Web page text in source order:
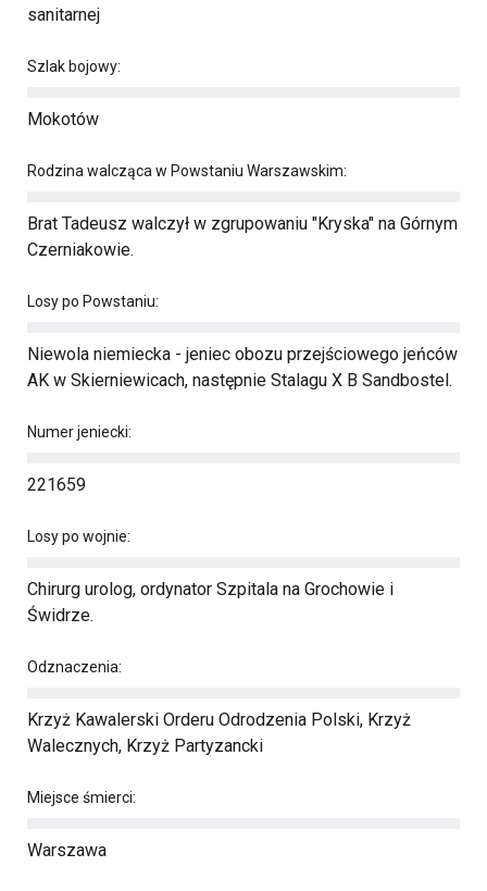
sanitarnej
Szlak bojowy:
Mokotów
Rodzina walcząca w Powstaniu Warszawskim:
Brat Tadeusz walczył w zgrupowaniu "Kryska" na Górnym
Czerniakowie.
Losy po Powstaniu:
Niewola niemiecka - jeniec obozu przejściowego jeńców
AK w Skierniewicach, następnie Stalagu X B Sandbostel.
Numer jeniecki:
221659
Losy po wojnie:
Chirurg urolog, ordynator Szpitala na Grochowie i
Świdrze.
Odznaczenia:
Krzyż Kawalerski Orderu Odrodzenia Polski, Krzyż
Walecznych, Krzyż Partyzancki
Miejsce śmierci:
Warszawa